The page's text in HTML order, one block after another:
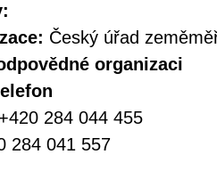
Český úřad
organizaci
+420 284 044 455
284 041 557